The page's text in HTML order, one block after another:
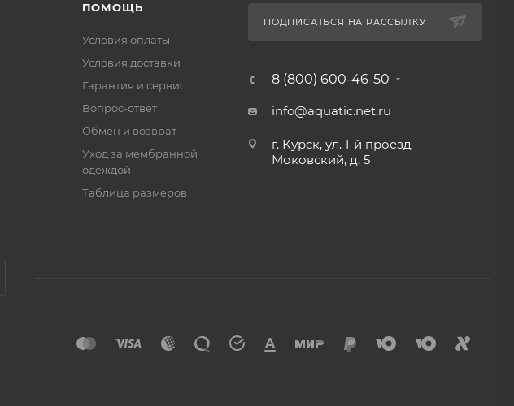
ПОМОЩЬ
Условия оплаты
Условия доставки
Гарантия и сервис
Вопрос-ответ
Обмен и возврат
Уход за мембранной
одеждой
Таблица размеров
ПОДПИСАТЬСЯ НА РАССЫЛКУ
8 (800) 600-46-50
info@aquatic.net.ru
г. Курск, ул. 1-й проезд
Моковский, д. 5